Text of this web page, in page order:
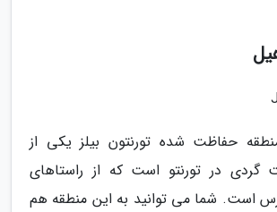
حفاظت شده تورنتون بیلز یکی از
گردی در تورنتو است که از راستاهای
است. شما می توانید به این منطقه هم